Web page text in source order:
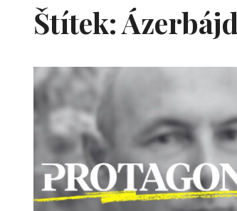
Štítek: